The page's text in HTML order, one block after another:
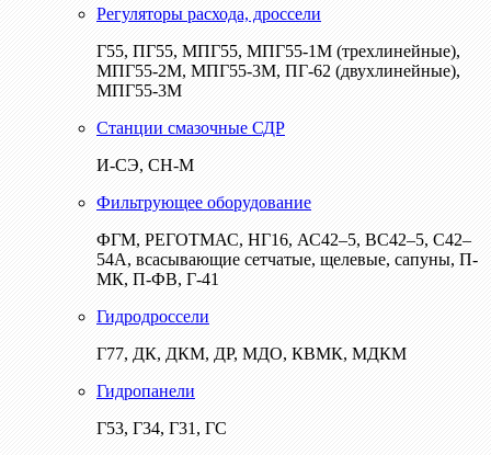
Регуляторы расхода, дроссели
Г55, ПГ55, МПГ55, МПГ55-1М (трехлинейные),
МПГ55-2М, МПГ55-3М, ПГ-62 (двухлинейные),
МПГ55-3М
Станции смазочные СДР
И-СЭ, СН-М
Фильтрующее оборудование
ФГМ, РЕГОТМАС, НГ16, АС42–5, ВС42–5, С42–
54А, всасывающие сетчатые, щелевые, сапуны, П-
МК, П-ФВ, Г-41
Гидродроссели
Г77, ДК, ДКМ, ДР, МДО, КВМК, МДКМ
Гидропанели
Г53, Г34, Г31, ГС